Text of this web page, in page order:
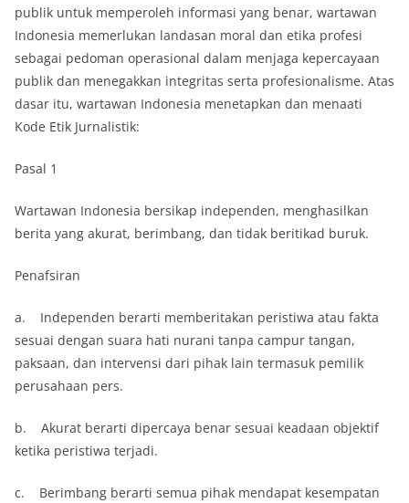
publik untuk memperoleh informasi yang benar, wartawan
Indonesia memerlukan landasan moral dan etika profesi
sebagai pedoman operasional dalam menjaga kepercayaan
publik dan menegakkan integritas serta profesionalisme. Atas
dasar itu, wartawan Indonesia menetapkan dan menaati
Kode Etik Jurnalistik:
Pasal 1
Wartawan Indonesia bersikap independen, menghasilkan
berita yang akurat, berimbang, dan tidak beritikad buruk.
Penafsiran
a. Independen berarti memberitakan peristiwa atau fakta
sesuai dengan suara hati nurani tanpa campur tangan,
paksaan, dan intervensi dari pihak lain termasuk pemilik
perusahaan pers.
b. Akurat berarti dipercaya benar sesuai keadaan objektif
ketika peristiwa terjadi.
c. Berimbang berarti semua pihak mendapat kesempatan